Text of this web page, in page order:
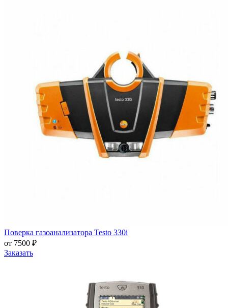
Поверка газоанализатора Testo 330i
от 7500 ₽
Заказать